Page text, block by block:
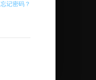
忘记密码？